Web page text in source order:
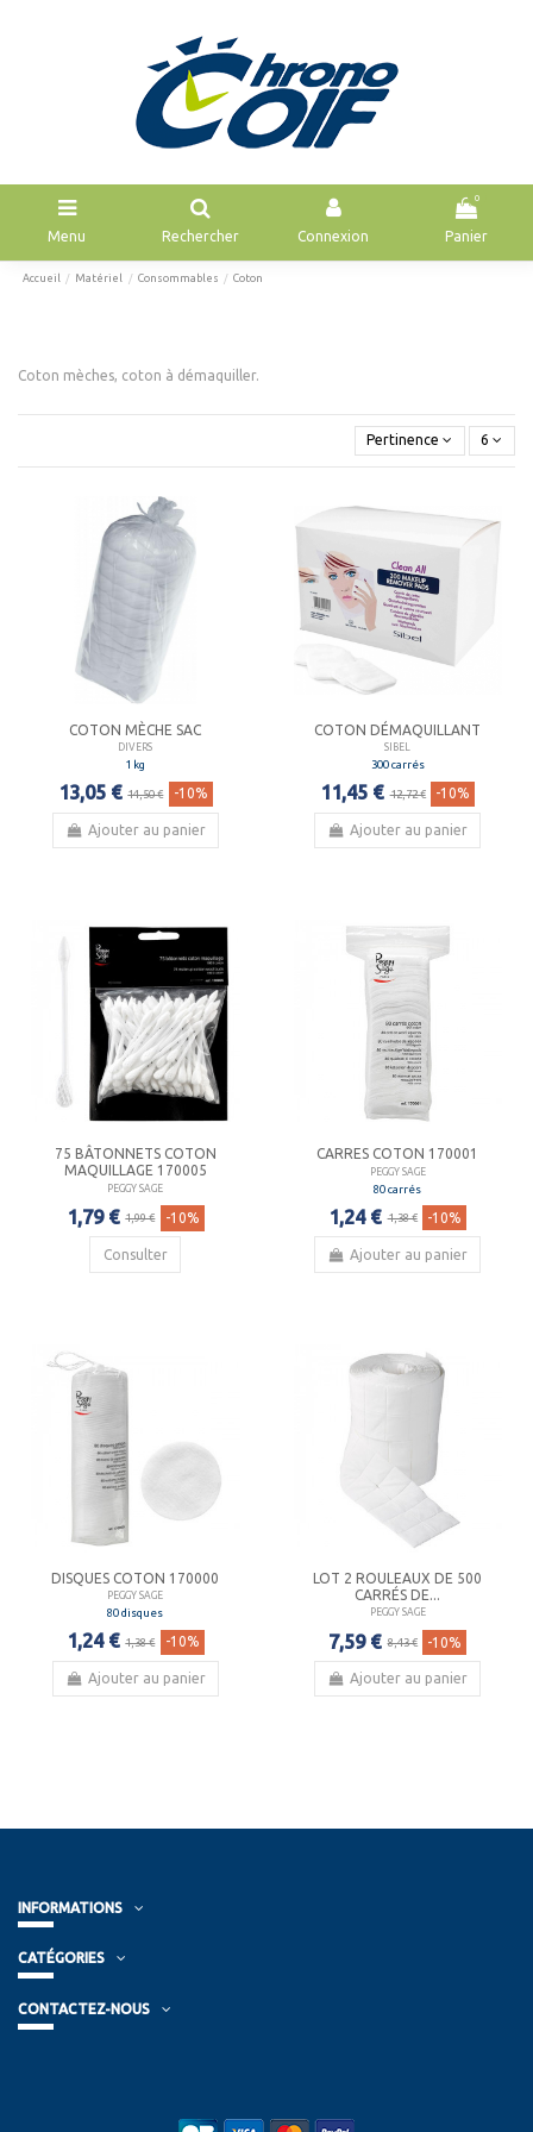
Menu Rechercher Connexion
0
Panier
Accueil Matériel Consommables Coton
Coton mèches, coton à démaquiller.
Pertinence 6
COTON MÈCHE SAC
DIVERS
1 kg
13,05 € 14,50 € -10%
Ajouter au panier
COTON DÉMAQUILLANT
SIBEL
300 carrés
11,45 € 12,72 € -10%
Ajouter au panier
75 BÂTONNETS COTON
MAQUILLAGE 170005
PEGGY SAGE
1,79 € 1,99 € -10%
Consulter
CARRES COTON 170001
PEGGY SAGE
80 carrés
1,24 € 1,38 € -10%
Ajouter au panier
DISQUES COTON 170000
PEGGY SAGE
80 disques
1,24 € 1,38 € -10%
Ajouter au panier
LOT 2 ROULEAUX DE 500
CARRÉS DE...
PEGGY SAGE
7,59 € 8,43 € -10%
Ajouter au panier
INFORMATIONS
CATÉGORIES
CONTACTEZ-NOUS